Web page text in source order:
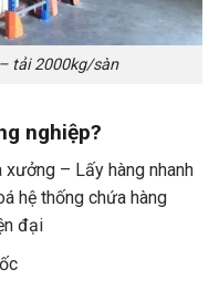
tải 2000kg/sàn
nghiệp?
– Lấy hàng nhanh
hệ thống chứa hàng
đại